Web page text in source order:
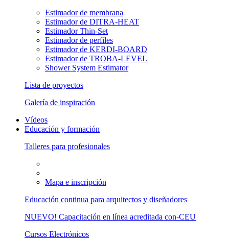
Estimador de membrana
Estimador de DITRA-HEAT
Estimador Thin-Set
Estimador de perfiles
Estimador de KERDI-BOARD
Estimador de TROBA-LEVEL
Shower System Estimator
Lista de proyectos
Galería de inspiración
Vídeos
Educación y formación
Talleres para profesionales
Mapa e inscripción
Educación continua para arquitectos y diseñadores
NUEVO! Capacitación en línea acreditada con-CEU
Cursos Electrónicos